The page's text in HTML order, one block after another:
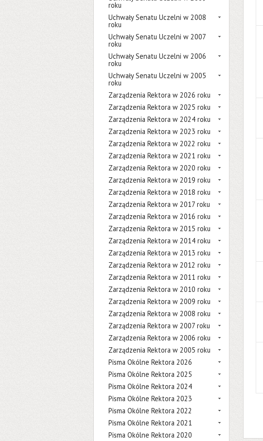
roku
Uchwały Senatu Uczelni w 2008
roku
Uchwały Senatu Uczelni w 2007
roku
Uchwały Senatu Uczelni w 2006
roku
Uchwały Senatu Uczelni w 2005
roku
Zarządzenia Rektora w 2026 roku
Zarządzenia Rektora w 2025 roku
Zarządzenia Rektora w 2024 roku
Zarządzenia Rektora w 2023 roku
Zarządzenia Rektora w 2022 roku
Zarządzenia Rektora w 2021 roku
Zarządzenia Rektora w 2020 roku
Zarządzenia Rektora w 2019 roku
Zarządzenia Rektora w 2018 roku
Zarządzenia Rektora w 2017 roku
Zarządzenia Rektora w 2016 roku
Zarządzenia Rektora w 2015 roku
Zarządzenia Rektora w 2014 roku
Zarządzenia Rektora w 2013 roku
Zarządzenia Rektora w 2012 roku
Zarządzenia Rektora w 2011 roku
Zarządzenia Rektora w 2010 roku
Zarządzenia Rektora w 2009 roku
Zarządzenia Rektora w 2008 roku
Zarządzenia Rektora w 2007 roku
Zarządzenia Rektora w 2006 roku
Zarządzenia Rektora w 2005 roku
Pisma Okólne Rektora 2026
Pisma Okólne Rektora 2025
Pisma Okólne Rektora 2024
Pisma Okólne Rektora 2023
Pisma Okólne Rektora 2022
Pisma Okólne Rektora 2021
Pisma Okólne Rektora 2020